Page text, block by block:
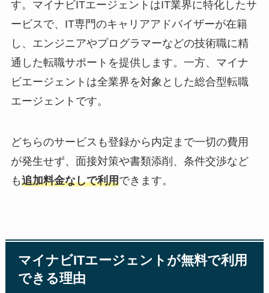
す。マイナビITエージェントはIT業界に特化したサ
ービスで、IT専門のキャリアアドバイザーが在籍
し、エンジニアやプログラマーなどの技術職に精
通した転職サポートを提供します。一方、マイナ
ビエージェントは全業界を対象とした総合型転職
エージェントです。
どちらのサービスも登録から内定まで一切の費用
が発生せず、面接対策や書類添削、条件交渉など
も追加料金なしで利用できます。
マイナビITエージェントが無料で利用
できる理由